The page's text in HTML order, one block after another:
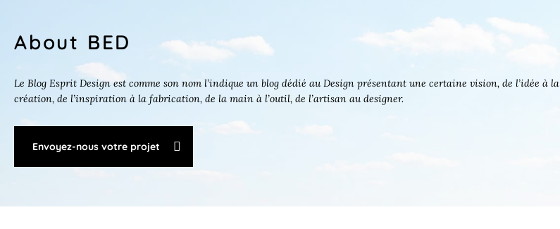
About BED
Le Blog Esprit Design est comme son nom l’indique un blog dédié au Design présentant une certaine vision, de l’idée à la
création, de l’inspiration à la fabrication, de la main à l’outil, de l’artisan au designer.
Envoyez-nous votre projet